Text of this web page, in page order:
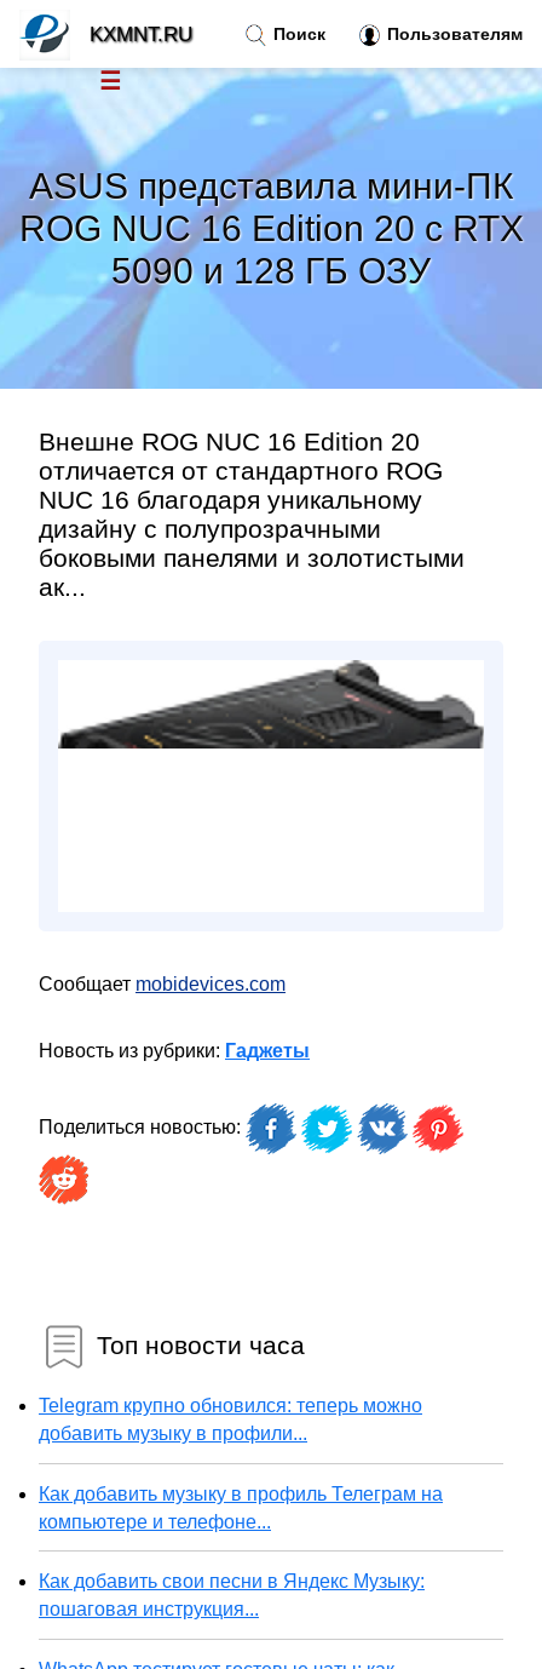
ASUS представила мини-ПК
ROG NUC 16 Edition 20 с RTX
5090 и 128 ГБ ОЗУ
Внешне ROG NUC 16 Edition 20
отличается от стандартного ROG
NUC 16 благодаря уникальному
дизайну с полупрозрачными
боковыми панелями и золотистыми
ак...
Сообщает mobidevices.com
Новость из рубрики: Гаджеты
Поделиться новостью:
Топ новости часа
Telegram крупно обновился: теперь можно
добавить музыку в профили...
Как добавить музыку в профиль Телеграм на
компьютере и телефоне...
Как добавить свои песни в Яндекс Музыку:
пошаговая инструкция...
Поиск Пользователям
KXMNT.RU
☰
Новости
Тренды новостей»
Рубрики»
Правила »